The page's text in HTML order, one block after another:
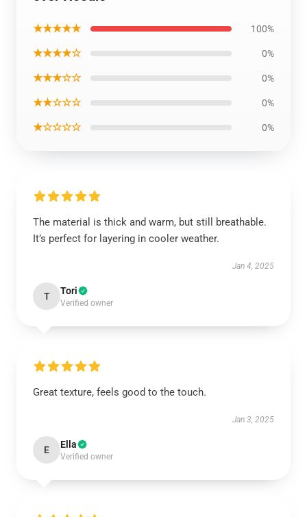
★★★★★ 100%
★★★★☆ 0%
★★★☆☆ 0%
★★☆☆☆ 0%
★☆☆☆☆ 0%
The material is thick and warm, but still breathable.
It’s perfect for layering in cooler weather.
Jan 4, 2025
T Tori
Verified owner
Great texture, feels good to the touch.
Jan 3, 2025
E Ella
Verified owner